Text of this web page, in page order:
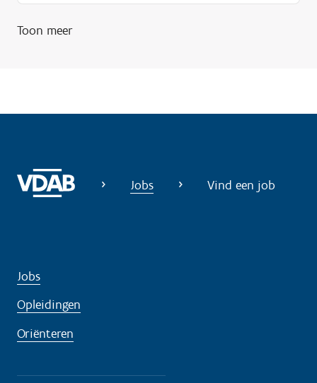
n
Toon meer
Jobs Vind een job
Jobs
Opleidingen
Oriënteren